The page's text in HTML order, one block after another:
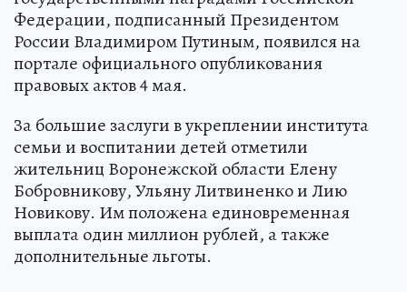
Федерации, подписанный Президентом
России Владимиром Путиным, появился на
портале официального опубликования
правовых актов 4 мая.
За большие заслуги в укреплении института
семьи и воспитании детей отметили
жительниц Воронежской области Елену
Бобровникову, Ульяну Литвиненко и Лию
Новикову. Им положена единовременная
выплата один миллион рублей, а также
дополнительные льготы.